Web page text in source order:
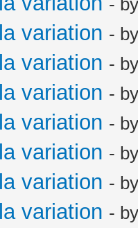
variation -
variation -
variation -
variation -
variation -
variation -
variation -